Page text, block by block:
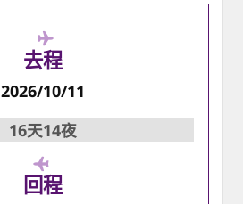
去程
2026/10/11
16天14夜
回程